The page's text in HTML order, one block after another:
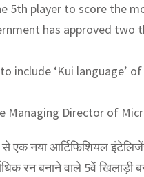
5th player to score the
has approved two
include ‘Kui language’
Managing Director of
एक नया आर्टिफिशियल
रन बनाने वाले 5वें खिलाड़ी